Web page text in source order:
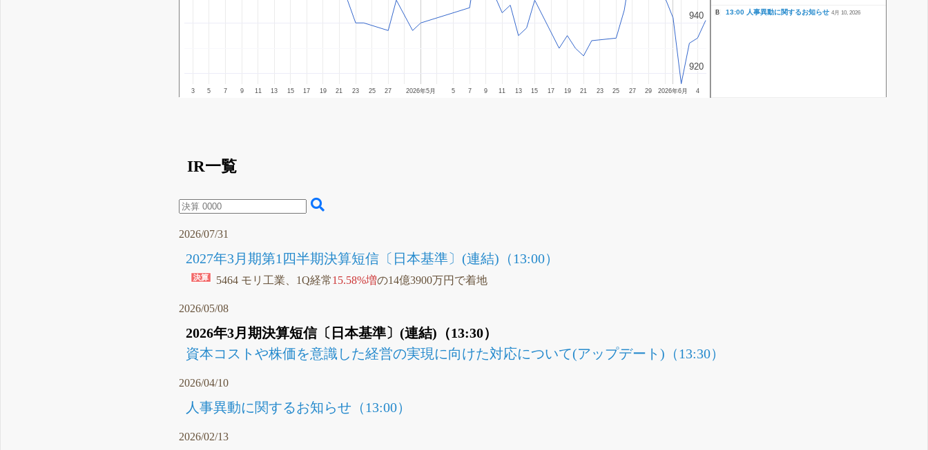
2026年5月 2026年6月
3 5 7 9 11 13 15 17 19 21 23 25 27 5 7 9 11 13 15 17 19 21 23 25 27 29 4
920
920
940
940 B 13:00 人事異動に関するお知らせ 4月 10, 2026
IR一覧
2026/07/31
2027年3月期第1四半期決算短信〔日本基準〕(連結)（13:00）
5464 モリ工業、1Q経常15.58%増の14億3900万円で着地
2026/05/08
2026年3月期決算短信〔日本基準〕(連結)（13:30）
資本コストや株価を意識した経営の実現に向けた対応について(アップデート)（13:30）
2026/04/10
人事異動に関するお知らせ（13:00）
2026/02/13